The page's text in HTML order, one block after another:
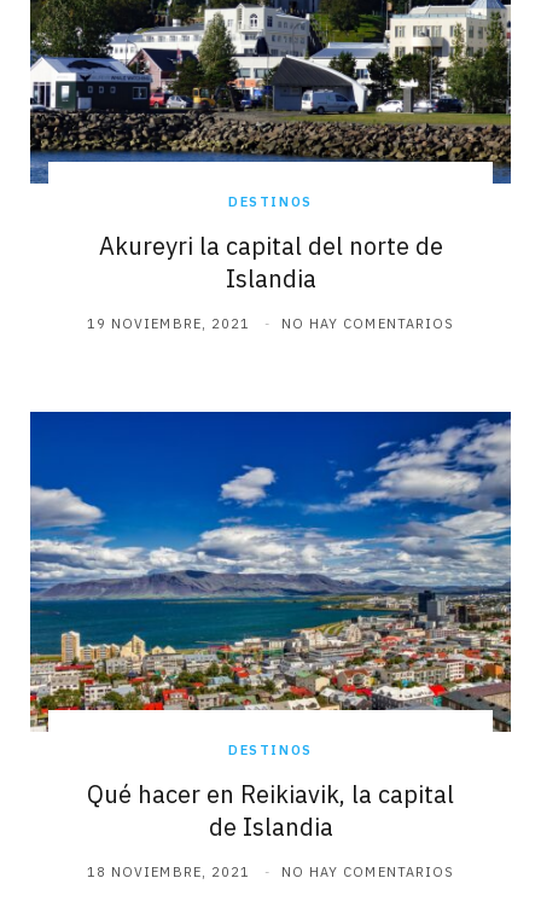
DESTINOS
Akureyri la capital del norte de
Islandia
19 NOVIEMBRE, 2021 NO HAY COMENTARIOS
DESTINOS
Qué hacer en Reikiavik, la capital
de Islandia
18 NOVIEMBRE, 2021 NO HAY COMENTARIOS